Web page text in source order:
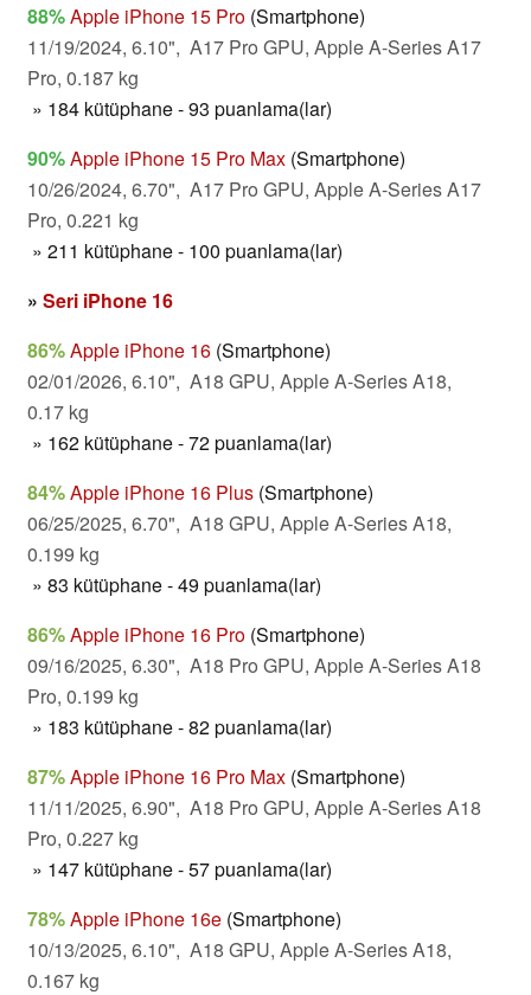
88%Apple iPhone 15 Pro (Smartphone)
11/19/2024, 6.10", A17 Pro GPU, Apple A-Series A17
Pro, 0.187 kg
» 184 kütüphane - 93 puanlama(lar)
90%Apple iPhone 15 Pro Max (Smartphone)
10/26/2024, 6.70", A17 Pro GPU, Apple A-Series A17
Pro, 0.221 kg
» 211 kütüphane - 100 puanlama(lar)
» Seri iPhone 16
86%Apple iPhone 16 (Smartphone)
02/01/2026, 6.10", A18 GPU, Apple A-Series A18,
0.17 kg
» 162 kütüphane - 72 puanlama(lar)
84%Apple iPhone 16 Plus (Smartphone)
06/25/2025, 6.70", A18 GPU, Apple A-Series A18,
0.199 kg
» 83 kütüphane - 49 puanlama(lar)
86%Apple iPhone 16 Pro (Smartphone)
09/16/2025, 6.30", A18 Pro GPU, Apple A-Series A18
Pro, 0.199 kg
» 183 kütüphane - 82 puanlama(lar)
87%Apple iPhone 16 Pro Max (Smartphone)
11/11/2025, 6.90", A18 Pro GPU, Apple A-Series A18
Pro, 0.227 kg
» 147 kütüphane - 57 puanlama(lar)
78%Apple iPhone 16e (Smartphone)
10/13/2025, 6.10", A18 GPU, Apple A-Series A18,
0.167 kg